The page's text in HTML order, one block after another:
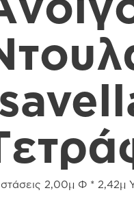
2,00μ Φ * 2,42μ